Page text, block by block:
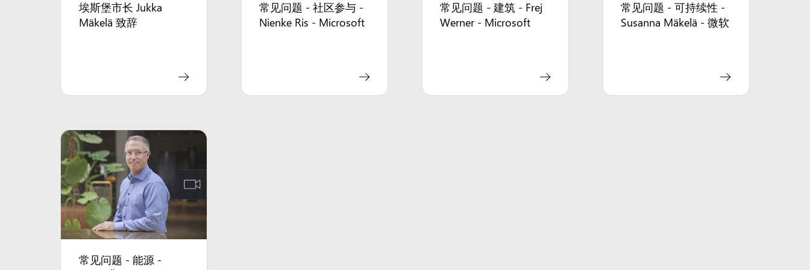
埃斯堡市长 Jukka
Mäkelä 致辞
常见问题 - 社区参与 -
Nienke Ris - Microsoft
常见问题 - 建筑 - Frej
Werner - Microsoft
常见问题 - 可持续性 -
Susanna Mäkelä - 微软
常见问题 - 能源 -